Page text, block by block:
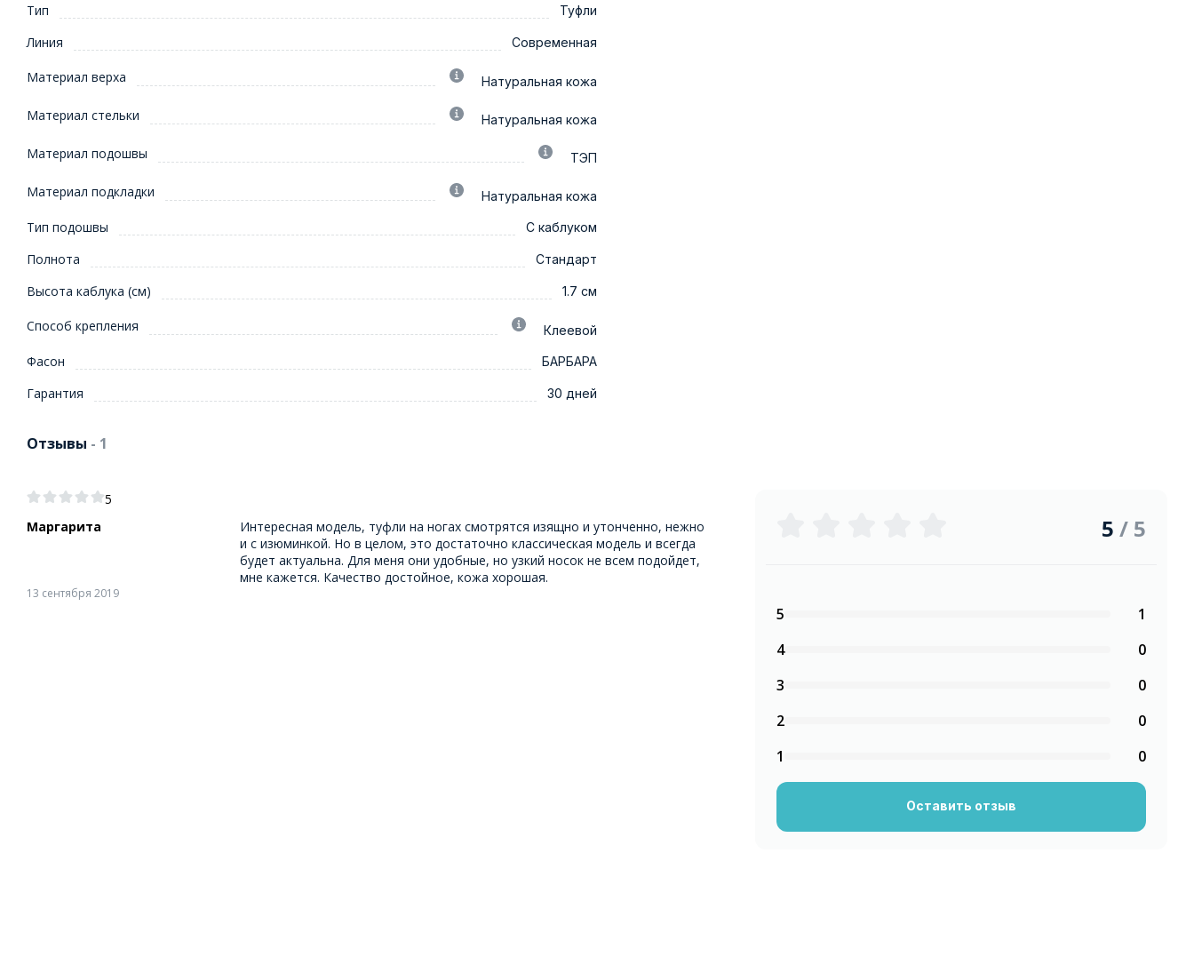
Тип Туфли
Линия Современная
Материал верха Натуральная кожа
Материал стельки Натуральная кожа
Материал подошвы ТЭП
Материал подкладки Натуральная кожа
Тип подошвы С каблуком
Полнота Стандарт
Высота каблука (см) 1.7 см
Способ крепления Клеевой
Фасон БАРБАРА
Гарантия 30 дней
Отзывы - 1
5
Маргарита
13 сентября 2019
Интересная модель, туфли на ногах смотрятся изящно и утонченно, нежно
и с изюминкой. Но в целом, это достаточно классическая модель и всегда
будет актуальна. Для меня они удобные, но узкий носок не всем подойдет,
мне кажется. Качество достойное, кожа хорошая.
5 / 5
5
1
4
0
3
0
2
0
1
0
Оставить отзыв